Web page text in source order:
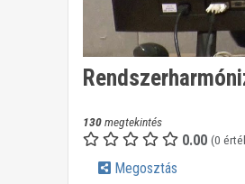
130megtekintés
0.00 (0
Megosztás